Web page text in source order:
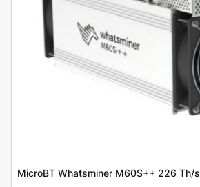
MicroBT Whatsminer M60S++ 226 Th/s